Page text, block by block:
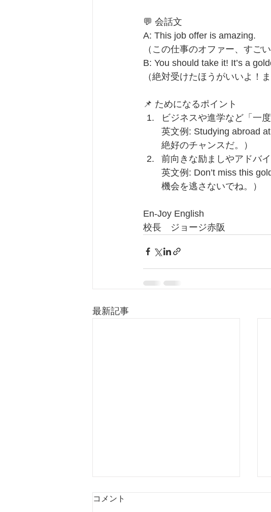
💬 会話文
A: This job offer is amazing.
（この仕事のオファー、すごい
B: You should take it! It’s a
（絶対受けたほうがいいよ！
📌 ためになるポイント
ビジネスや進学など「一
英文例: Studying abroad
絶好のチャンスだ。）
前向きな励ましやアドバイ
英文例: Don’t miss this
機会を逃さないでね。）
En-Joy English
校長　ジョージ赤阪
最新記事
コメント